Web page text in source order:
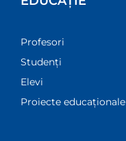
Profesori
Studenți
Elevi
Proiecte educaționale